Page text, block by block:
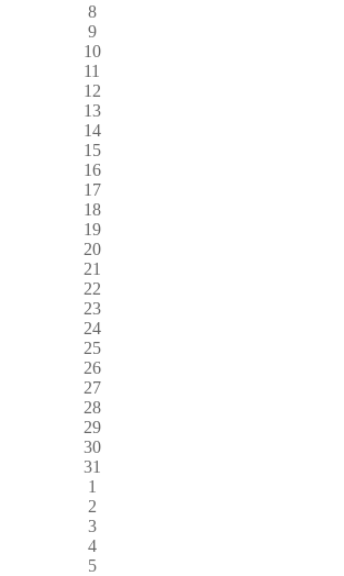
8
9
10
11
12
13
14
15
16
17
18
19
20
21
22
23
24
25
26
27
28
29
30
31
1
2
3
4
5